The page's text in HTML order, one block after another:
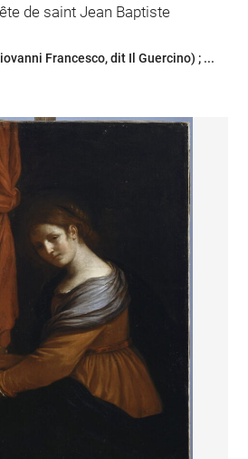
de saint Jean Baptiste
Le Guerchin (Barbieri, Giovanni Francesco, dit Il Guercino) ; ...